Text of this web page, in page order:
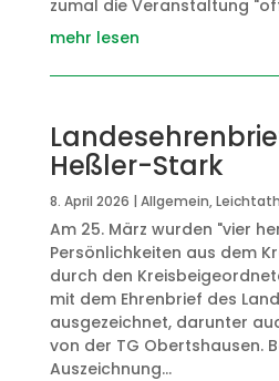
zumal die Veranstaltung
mehr lesen
Heßler-Stark
8. April 2026 | Allgemein,
Am 25. März wurden "vier
Persönlichkeiten aus dem
durch den
mit dem Ehrenbrief des
ausgezeichnet, darunter
von der TG Obertshausen.
Auszeichnung...